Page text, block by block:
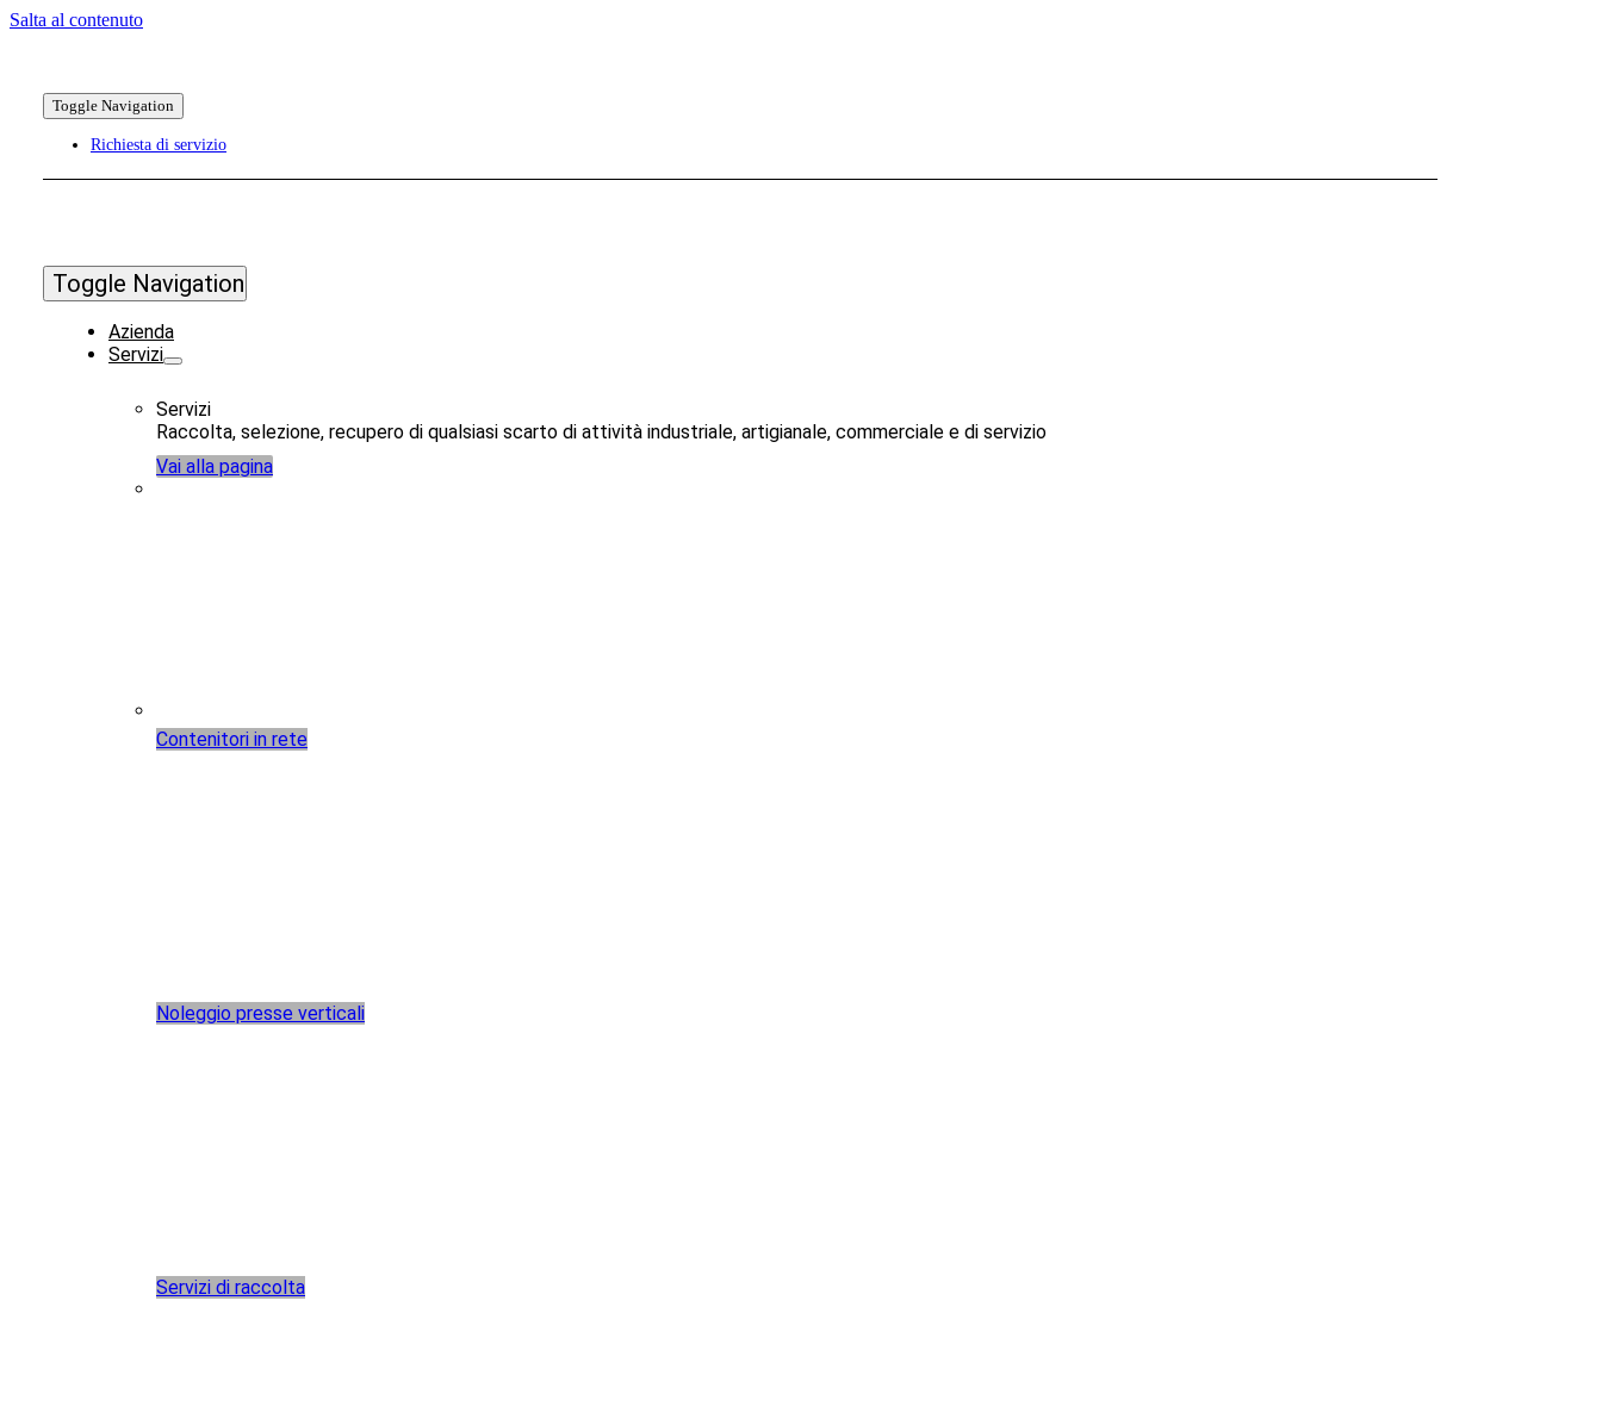
Salta al contenuto
Toggle Navigation
Richiesta di servizio
Toggle Navigation
Azienda
Servizi
Servizi
Raccolta, selezione, recupero di qualsiasi scarto di attività industriale, artigianale, commerciale e di servizio
Vai alla pagina
Contenitori in rete
Noleggio presse verticali
Servizi di raccolta